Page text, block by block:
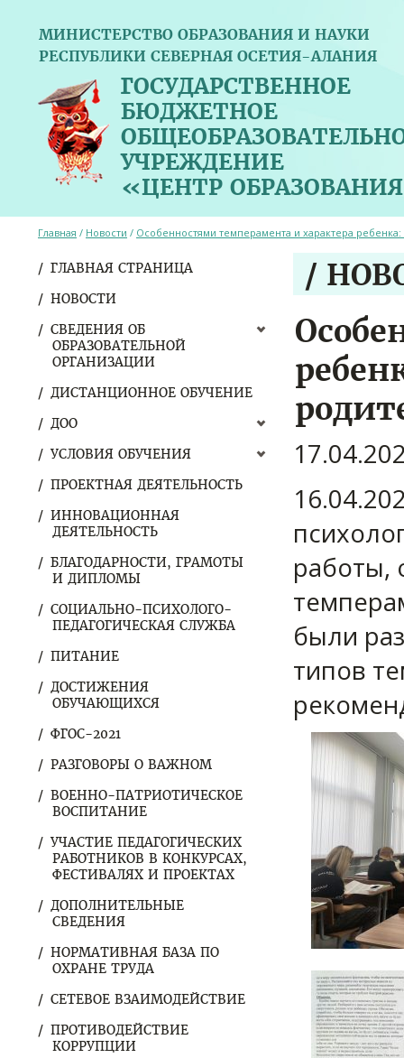
МИНИСТЕРСТВО ОБРАЗОВАНИЯ И НАУКИ
РЕСПУБЛИКИ СЕВЕРНАЯ ОСЕТИЯ-АЛАНИЯ
ГОСУДАРСТВЕННОЕ
БЮДЖЕТНОЕ
УЧРЕЖДЕНИЕ
«ЦЕНТР
ГЛАВНАЯ СТРАНИЦА
НОВОСТИ
СВЕДЕНИЯ ОБ
ОБРАЗОВАТЕЛЬНОЙ
ОРГАНИЗАЦИИ
ДИСТАНЦИОННОЕ ОБУЧЕНИЕ
ДОО
УСЛОВИЯ ОБУЧЕНИЯ
ПРОЕКТНАЯ ДЕЯТЕЛЬНОСТЬ
ИННОВАЦИОННАЯ
ДЕЯТЕЛЬНОСТЬ
БЛАГОДАРНОСТИ, ГРАМОТЫ
И ДИПЛОМЫ
СОЦИАЛЬНО-ПСИХОЛОГО-
ПЕДАГОГИЧЕСКАЯ СЛУЖБА
ПИТАНИЕ
ДОСТИЖЕНИЯ
ОБУЧАЮЩИХСЯ
ФГОС-2021
РАЗГОВОРЫ О ВАЖНОМ
ВОЕННО-ПАТРИОТИЧЕСКОЕ
ВОСПИТАНИЕ
УЧАСТИЕ ПЕДАГОГИЧЕСКИХ
РАБОТНИКОВ В КОНКУРСАХ,
ФЕСТИВАЛЯХ И ПРОЕКТАХ
ДОПОЛНИТЕЛЬНЫЕ
СВЕДЕНИЯ
НОРМАТИВНАЯ БАЗА ПО
ОХРАНЕ ТРУДА
СЕТЕВОЕ ВЗАИМОДЕЙСТВИЕ
ПРОТИВОДЕЙСТВИЕ
КОРРУПЦИИ
Главная / Новости / Особенностями темперамента и характера
/
работы,
были
типов